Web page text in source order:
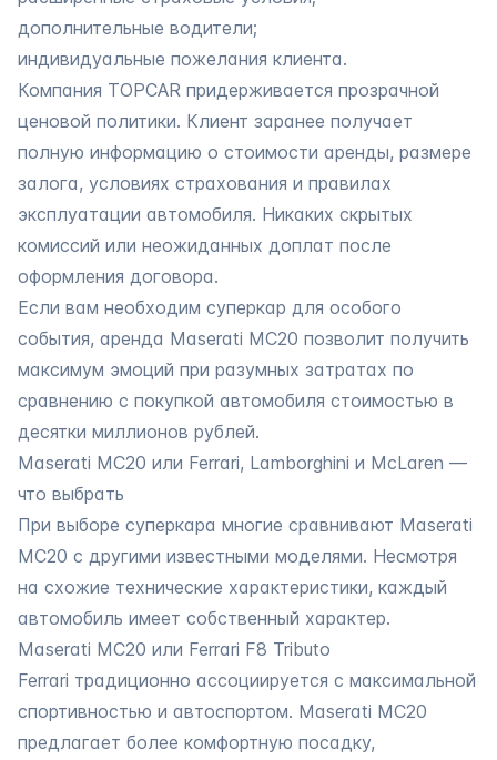
дополнительные водители;
индивидуальные пожелания клиента.
Компания TOPCAR придерживается прозрачной
ценовой политики. Клиент заранее получает
полную информацию о стоимости аренды, размере
залога, условиях страхования и правилах
эксплуатации автомобиля. Никаких скрытых
комиссий или неожиданных доплат после
оформления договора.
Если вам необходим суперкар для особого
события, аренда Maserati MC20 позволит получить
максимум эмоций при разумных затратах по
сравнению с покупкой автомобиля стоимостью в
десятки миллионов рублей.
Maserati MC20 или Ferrari, Lamborghini и McLaren —
что выбрать
При выборе суперкара многие сравнивают Maserati
MC20 с другими известными моделями. Несмотря
на схожие технические характеристики, каждый
автомобиль имеет собственный характер.
Maserati MC20 или Ferrari F8 Tributo
Ferrari традиционно ассоциируется с максимальной
спортивностью и автоспортом. Maserati MC20
предлагает более комфортную посадку,